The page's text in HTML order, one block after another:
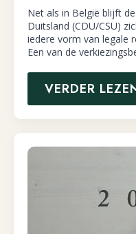
Net als in België blijft
Duitsland (CDU/CSU)
iedere vorm van legale
Een van de
VERDER